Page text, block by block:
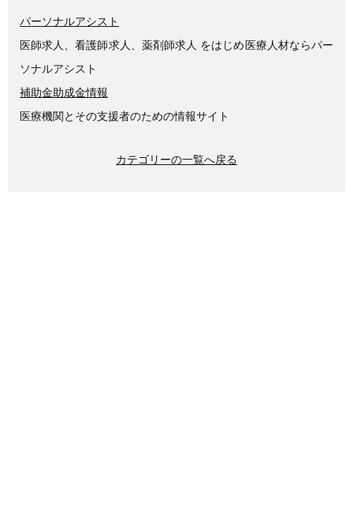
パーソナルアシスト
医師求人、看護師求人、薬剤師求人 をはじめ医療人材ならパー
ソナルアシスト
補助金助成金情報
医療機関とその支援者のための情報サイト
カテゴリーの一覧へ戻る